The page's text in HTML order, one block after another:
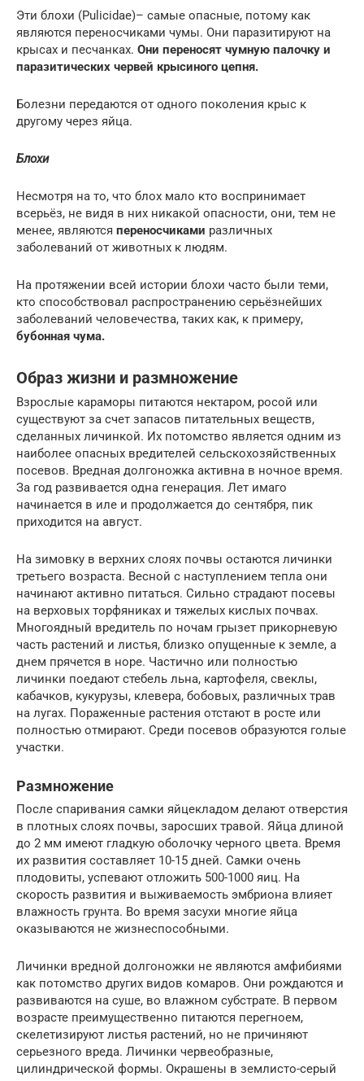
Эти блохи (Pulicidae)– самые опасные, потому как
являются переносчиками чумы. Они паразитируют на
крысах и песчанках. Они переносят чумную палочку и
паразитических червей крысиного цепня.
Болезни передаются от одного поколения крыс к
другому через яйца.
Блохи
Несмотря на то, что блох мало кто воспринимает
всерьёз, не видя в них никакой опасности, они, тем не
менее, являются переносчиками различных
заболеваний от животных к людям.
На протяжении всей истории блохи часто были теми,
кто способствовал распространению серьёзнейших
заболеваний человечества, таких как, к примеру,
бубонная чума.
Образ жизни и размножение
Взрослые караморы питаются нектаром, росой или
существуют за счет запасов питательных веществ,
сделанных личинкой. Их потомство является одним из
наиболее опасных вредителей сельскохозяйственных
посевов. Вредная долгоножка активна в ночное время.
За год развивается одна генерация. Лет имаго
начинается в иле и продолжается до сентября, пик
приходится на август.
На зимовку в верхних слоях почвы остаются личинки
третьего возраста. Весной с наступлением тепла они
начинают активно питаться. Сильно страдают посевы
на верховых торфяниках и тяжелых кислых почвах.
Многоядный вредитель по ночам грызет прикорневую
часть растений и листья, близко опущенные к земле, а
днем прячется в норе. Частично или полностью
личинки поедают стебель льна, картофеля, свеклы,
кабачков, кукурузы, клевера, бобовых, различных трав
на лугах. Пораженные растения отстают в росте или
полностью отмирают. Среди посевов образуются голые
участки.
Размножение
После спаривания самки яйцекладом делают отверстия
в плотных слоях почвы, заросших травой. Яйца длиной
до 2 мм имеют гладкую оболочку черного цвета. Время
их развития составляет 10-15 дней. Самки очень
плодовиты, успевают отложить 500-1000 яиц. На
скорость развития и выживаемость эмбриона влияет
влажность грунта. Во время засухи многие яйца
оказываются не жизнеспособными.
Личинки вредной долгоножки не являются амфибиями
как потомство других видов комаров. Они рождаются и
развиваются на суше, во влажном субстрате. В первом
возрасте преимущественно питаются перегноем,
скелетизируют листья растений, но не причиняют
серьезного вреда. Личинки червеобразные,
цилиндрической формы. Окрашены в землисто-серый